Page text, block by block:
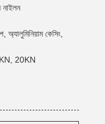
নাইলন
অ্যালুমিনিয়াম কেসিং,
20KN